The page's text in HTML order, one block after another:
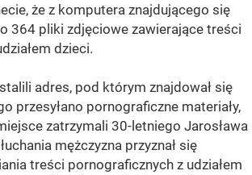
że z komputera znajdującego się
364 pliki zdjęciowe zawierające treści
dzieci.
adres, pod którym znajdował się
przesyłano pornograficzne materiały,
zatrzymali 30-letniego Jarosława
mężczyzna przyznał się
treści pornograficznych z udziałem